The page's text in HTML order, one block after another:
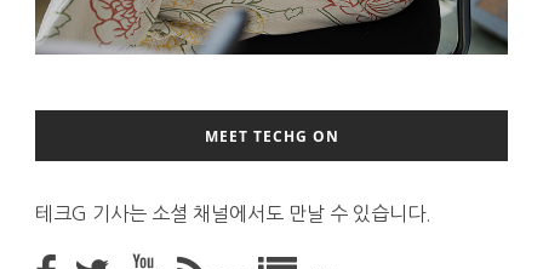
MEET TECHG ON
테크G 기사는 소셜 채널에서도 만날 수 있습니다.